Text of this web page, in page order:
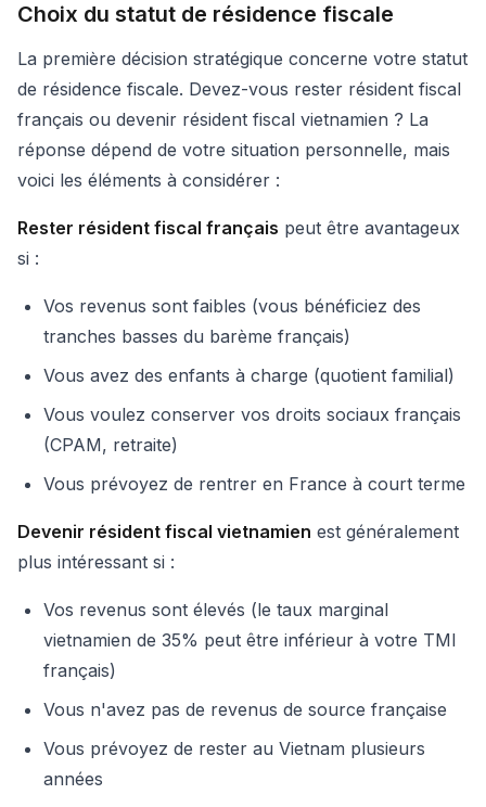
Choix du statut de résidence fiscale
La première décision stratégique concerne votre statut
de résidence fiscale. Devez-vous rester résident fiscal
français ou devenir résident fiscal vietnamien ? La
réponse dépend de votre situation personnelle, mais
voici les éléments à considérer :
Rester résident fiscal français peut être avantageux
si :
Vos revenus sont faibles (vous bénéficiez des
tranches basses du barème français)
Vous avez des enfants à charge (quotient familial)
Vous voulez conserver vos droits sociaux français
(CPAM, retraite)
Vous prévoyez de rentrer en France à court terme
Devenir résident fiscal vietnamien est généralement
plus intéressant si :
Vos revenus sont élevés (le taux marginal
vietnamien de 35% peut être inférieur à votre TMI
français)
Vous n'avez pas de revenus de source française
Vous prévoyez de rester au Vietnam plusieurs
années